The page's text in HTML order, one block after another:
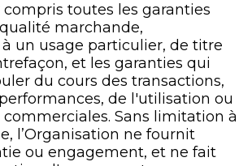
toutes les garanties
marchande,
un usage particulier, de titre
et les garanties qui
du cours des transactions,
de l'utilisation ou
Sans limitation à
l’Organisation ne fournit
ou engagement, et ne fait